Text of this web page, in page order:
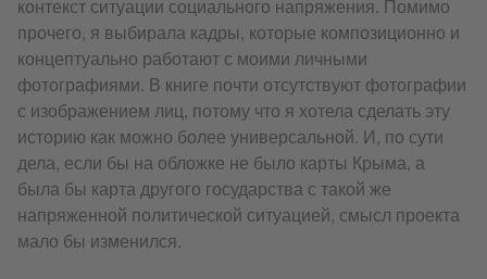
контекст ситуации социального напряжения. Помимо
прочего, я выбирала кадры, которые композиционно и
концептуально работают с моими личными
фотографиями. В книге почти отсутствуют фотографии
с изображением лиц, потому что я хотела сделать эту
историю как можно более универсальной. И, по сути
дела, если бы на обложке не было карты Крыма, а
была бы карта другого государства с такой же
напряженной политической ситуацией, смысл проекта
мало бы изменился.